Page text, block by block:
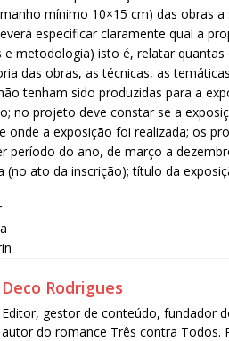
mínimo 10×15 cm) das obras
especificar claramente qual a
metodologia) isto é, relatar
das obras, as técnicas, as
tenham sido produzidas para a
no projeto deve constar se a
onde a exposição foi realizada; os
período do ano, de março a
(no ato da inscrição); título da
Deco Rodrigues
Editor, gestor de conteúdo, fundador
autor do romance Três contra Todos.